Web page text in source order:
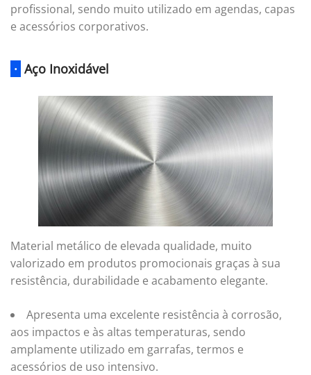
profissional, sendo muito utilizado em agendas, capas
e acessórios corporativos.
· Aço Inoxidável
Material metálico de elevada qualidade, muito
valorizado em produtos promocionais graças à sua
resistência, durabilidade e acabamento elegante.
Apresenta uma excelente resistência à corrosão,
aos impactos e às altas temperaturas, sendo
amplamente utilizado em garrafas, termos e
acessórios de uso intensivo.